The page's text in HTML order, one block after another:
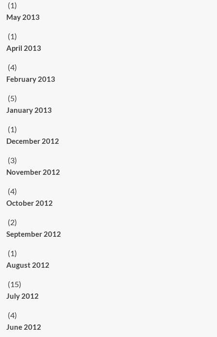
(1)
May 2013
(1)
April 2013
(4)
February 2013
(5)
January 2013
(1)
December 2012
(3)
November 2012
(4)
October 2012
(2)
September 2012
(1)
August 2012
(15)
July 2012
(4)
June 2012